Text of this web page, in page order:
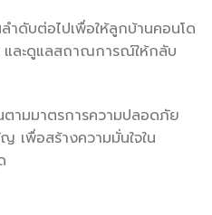
ำดับต่อไปเพื่อให้ลูกบ้านคอนโด
และดูแลสถาณการณ์ให้กลับ
ามมาตรการความปลอดภัย
เพื่อสร้างความมั่นใจใน